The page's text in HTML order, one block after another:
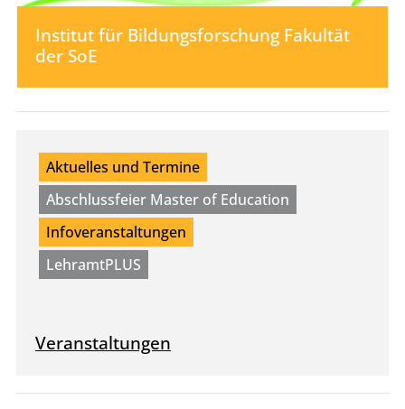
Institut für Bildungsforschung Fakultät
der SoE
Aktuelles und Termine
Abschlussfeier Master of Education
Infoveranstaltungen
LehramtPLUS
Veranstaltungen